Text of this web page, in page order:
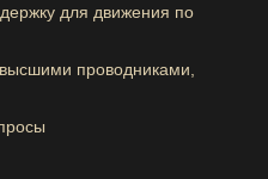
для движения по
проводниками,